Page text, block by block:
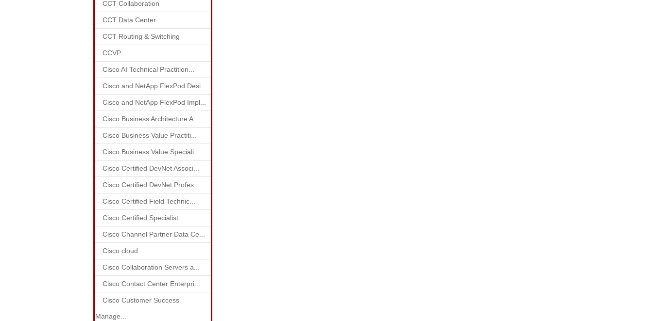
CCT Collaboration
CCT Data Center
CCT Routing & Switching
CCVP
Cisco AI Technical Practition...
Cisco and NetApp FlexPod Desi...
Cisco and NetApp FlexPod Impl...
Cisco Business Architecture A...
Cisco Business Value Practiti...
Cisco Business Value Speciali...
Cisco Certified DevNet Associ...
Cisco Certified DevNet Profes...
Cisco Certified Field Technic...
Cisco Certified Specialist
Cisco Channel Partner Data Ce...
Cisco cloud
Cisco Collaboration Servers a...
Cisco Contact Center Enterpri...
Cisco Customer Success
Manage...